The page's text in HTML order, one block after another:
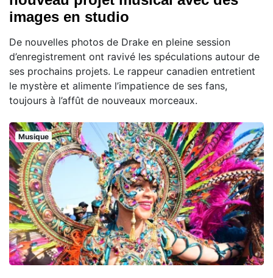
images en studio
De nouvelles photos de Drake en pleine session
d’enregistrement ont ravivé les spéculations autour de
ses prochains projets. Le rappeur canadien entretient
le mystère et alimente l’impatience de ses fans,
toujours à l’affût de nouveaux morceaux.
Musique